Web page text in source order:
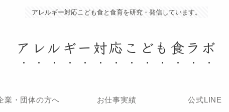
アレルギー対応こども食と食育を研究・発信しています。
アレルギー対応こども食ラボ
業・団体の方へ お仕事実績 公式LINE